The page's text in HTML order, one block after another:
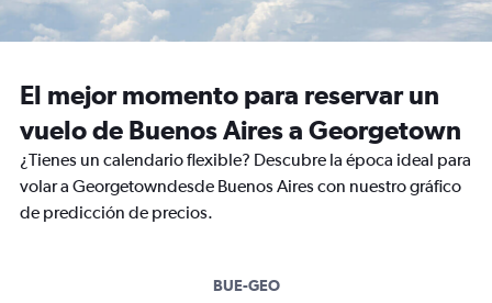
El mejor momento para reservar un
vuelo de Buenos Aires a Georgetown
¿Tienes un calendario flexible? Descubre la época ideal para
volar a Georgetowndesde Buenos Aires con nuestro gráfico
de predicción de precios.
BUE-GEO